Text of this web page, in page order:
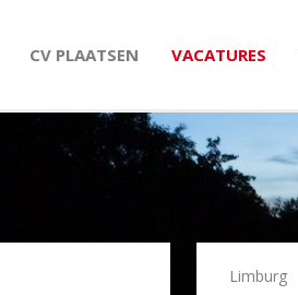
CV PLAATSEN VACATURES